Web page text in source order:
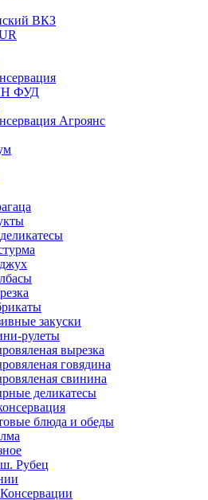
ВКЗ
ФУД
Агроянс
закуски
рулеты
вырезка
говядина
свинина
деликатесы
блюда и обеды
Рубец